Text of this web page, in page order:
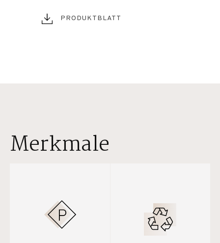
PRODUKTBLATT
Merkmale